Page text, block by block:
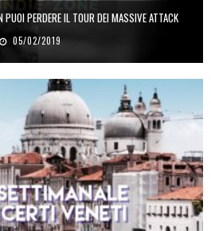
PERDERE IL TOUR DEI MASSIVE ATTACK
05/02/2019